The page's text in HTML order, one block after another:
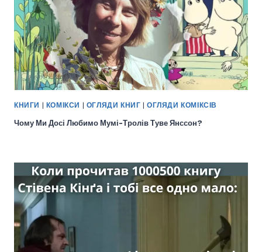
КНИГИ | КОМІКСИ | ОГЛЯДИ КНИГ |ОГЛЯДИ КОМІКСІВ
Чому Ми Досі Любимо Мумі-Тролів Туве Янссон?